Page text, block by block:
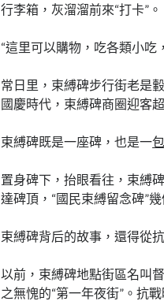
行李箱，灰溜溜前來“打卡”。
“這里可以購物，吃各類小吃
常日里，束縛碑步行街老是
國慶時代，束縛碑商圈迎客
束縛碑既是一座碑，也是一
置身碑下，抬眼看往，束縛
達碑頂，“國民束縛留念碑”
束縛碑背后的故事，還得從
以前，束縛碑地點街區名叫
之無愧的“第一年夜街”。抗